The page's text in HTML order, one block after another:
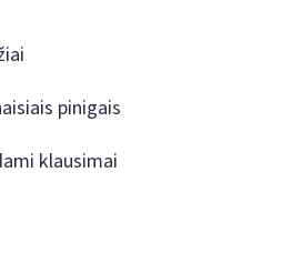
pinigais
klausimai